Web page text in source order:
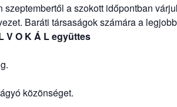
a szokott időpontban
Baráti társaságok számára a
V O K Á L együttes
közönséget.